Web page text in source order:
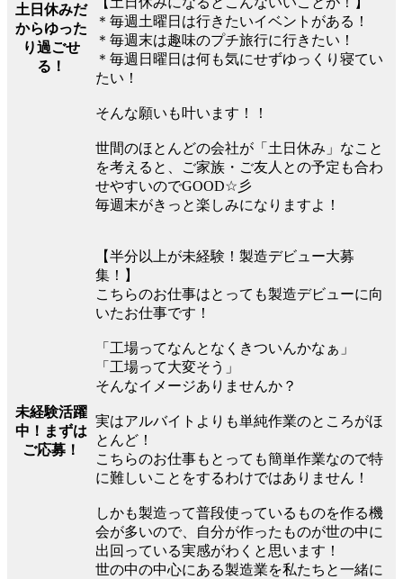
土日休みだ
からゆった
り過ごせ
る！
＊毎週土曜日は行きたいイベントがある！
＊毎週末は趣味のプチ旅行に行きたい！
＊毎週日曜日は何も気にせずゆっくり寝てい
たい！
そんな願いも叶います！！
世間のほとんどの会社が「土日休み」なこと
を考えると、ご家族・ご友人との予定も合わ
せやすいのでGOOD☆彡
毎週末がきっと楽しみになりますよ！
未経験活躍
中！まずは
ご応募！
【半分以上が未経験！製造デビュー大募
集！】
こちらのお仕事はとっても製造デビューに向
いたお仕事です！
「工場ってなんとなくきついんかなぁ」
「工場って大変そう」
そんなイメージありませんか？
実はアルバイトよりも単純作業のところがほ
とんど！
こちらのお仕事もとっても簡単作業なので特
に難しいことをするわけではありません！
しかも製造って普段使っているものを作る機
会が多いので、自分が作ったものが世の中に
出回っている実感がわくと思います！
世の中の中心にある製造業を私たちと一緒に